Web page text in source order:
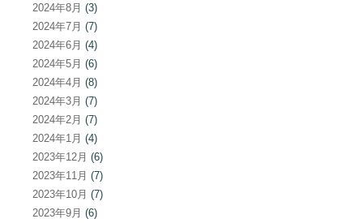
2024年8月 (3)
2024年7月 (7)
2024年6月 (4)
2024年5月 (6)
2024年4月 (8)
2024年3月 (7)
2024年2月 (7)
2024年1月 (4)
2023年12月 (6)
2023年11月 (7)
2023年10月 (7)
2023年9月 (6)